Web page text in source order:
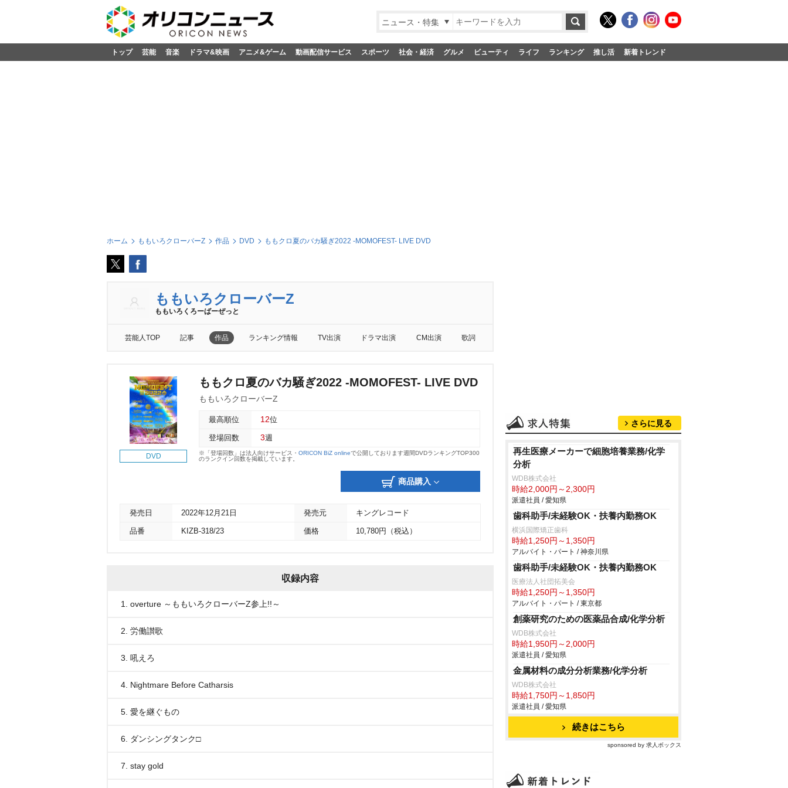
ニュース・特集
トップ 芸能 音楽 ドラマ&映画 アニメ&ゲーム 動画配信サービス スポーツ 社会・経済 グルメ ビューティ ライフ ランキング 推し活 新着トレンド
ホーム ももいろクローバーZ 作品 DVD ももクロ夏のバカ騒ぎ2022 -MOMOFEST- LIVE DVD
ももいろクローバーZ
ももいろくろーばーぜっと
芸能人TOP 記事 作品 ランキング情報 TV出演 ドラマ出演 CM出演 歌詞
DVD
ももクロ夏のバカ騒ぎ2022 -MOMOFEST- LIVE DVD
ももいろクローバーZ
最高順位 12位
登場回数 3週
※「登場回数」は法人向けサービス・ ORICON BiZ onlineで公開しております週間DVDランキングTOP300
のランクイン回数を掲載しています。
商品購入
発売日 2022年12月21日 発売元 キングレコード
品番 KIZB-318/23 価格 10,780円（税込）
収録内容
1. overture ～ももいろクローバーZ参上!!～
2. 労働讃歌
3. 吼えろ
4. Nightmare Before Catharsis
5. 愛を継ぐもの
6. ダンシングタンク□
7. stay gold
さらに見る
再生医療メーカーで細胞培養業務/化学
分析
WDB株式会社
時給2,000円～2,300円
派遣社員 / 愛知県
歯科助手/未経験OK・扶養内勤務OK
横浜国際矯正歯科
時給1,250円～1,350円
アルバイト・パート / 神奈川県
歯科助手/未経験OK・扶養内勤務OK
医療法人社団拓美会
時給1,250円～1,350円
アルバイト・パート / 東京都
創薬研究のための医薬品合成/化学分析
WDB株式会社
時給1,950円～2,000円
派遣社員 / 愛知県
金属材料の成分分析業務/化学分析
WDB株式会社
時給1,750円～1,850円
派遣社員 / 愛知県
続きはこちら
sponsored by 求人ボックス